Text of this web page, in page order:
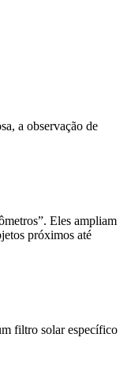
a observação de
Eles ampliam
próximos até
filtro solar específico